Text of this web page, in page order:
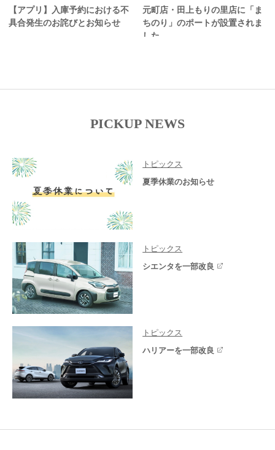
【アプリ】入庫予約における不
具合発生のお詫びとお知らせ
元町店・田上もりの里店に「ま
ちのり」のポートが設置されま
した
PICKUP NEWS
トピックス
夏季休業のお知らせ
トピックス
シエンタを一部改良
トピックス
ハリアーを一部改良